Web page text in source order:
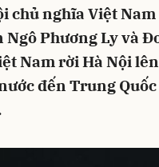
chủ nghĩa Việt
Phương Ly và
Nam rời Hà Nội
đến Trung